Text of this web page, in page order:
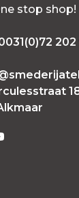
stop shop!
202